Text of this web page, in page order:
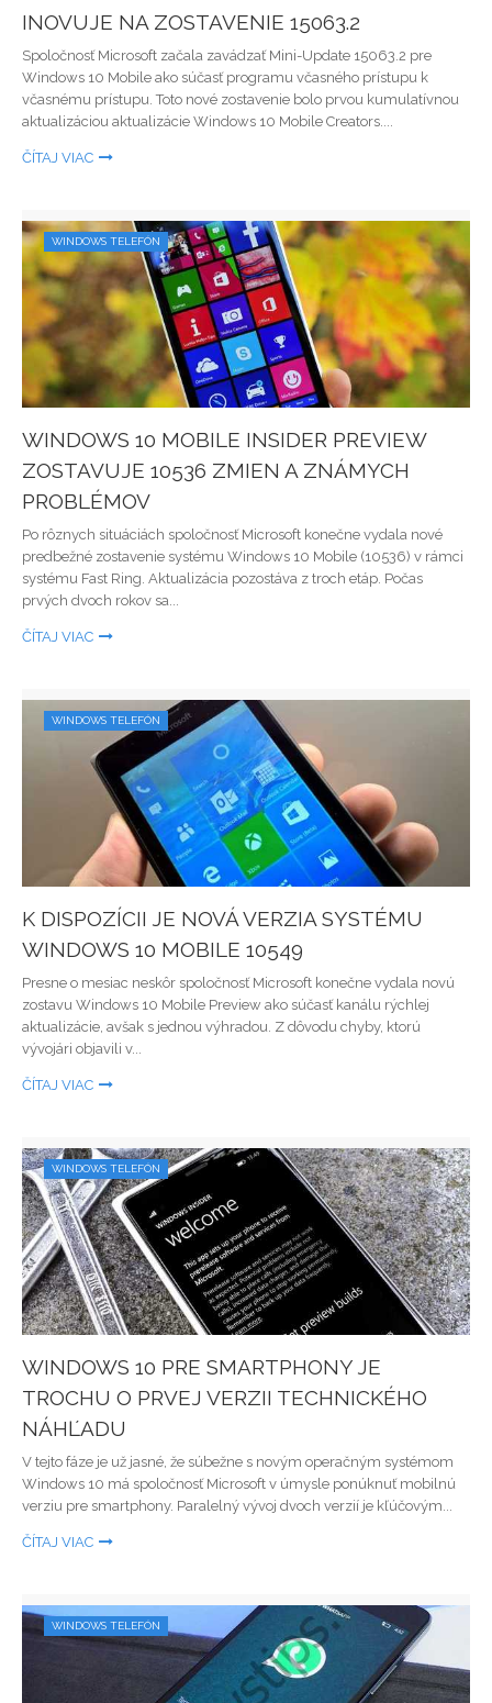
INOVUJE NA ZOSTAVENIE 15063.2
Spoločnosť Microsoft začala zavádzať Mini-Update 15063.2 pre
Windows 10 Mobile ako súčasť programu včasného prístupu k
včasnému prístupu. Toto nové zostavenie bolo prvou kumulatívnou
aktualizáciou aktualizácie Windows 10 Mobile Creators....
ČÍTAJ VIAC
WINDOWS TELEFÓN
WINDOWS 10 MOBILE INSIDER PREVIEW
ZOSTAVUJE 10536 ZMIEN A ZNÁMYCH
PROBLÉMOV
Po rôznych situáciách spoločnosť Microsoft konečne vydala nové
predbežné zostavenie systému Windows 10 Mobile (10536) v rámci
systému Fast Ring. Aktualizácia pozostáva z troch etáp. Počas
prvých dvoch rokov sa...
ČÍTAJ VIAC
WINDOWS TELEFÓN
K DISPOZÍCII JE NOVÁ VERZIA SYSTÉMU
WINDOWS 10 MOBILE 10549
Presne o mesiac neskôr spoločnosť Microsoft konečne vydala novú
zostavu Windows 10 Mobile Preview ako súčasť kanálu rýchlej
aktualizácie, avšak s jednou výhradou. Z dôvodu chyby, ktorú
vývojári objavili v...
ČÍTAJ VIAC
WINDOWS TELEFÓN
WINDOWS 10 PRE SMARTPHONY JE
TROCHU O PRVEJ VERZII TECHNICKÉHO
NÁHĽADU
V tejto fáze je už jasné, že súbežne s novým operačným systémom
Windows 10 má spoločnosť Microsoft v úmysle ponúknuť mobilnú
verziu pre smartphony. Paralelný vývoj dvoch verzií je kľúčovým...
ČÍTAJ VIAC
WINDOWS TELEFÓN